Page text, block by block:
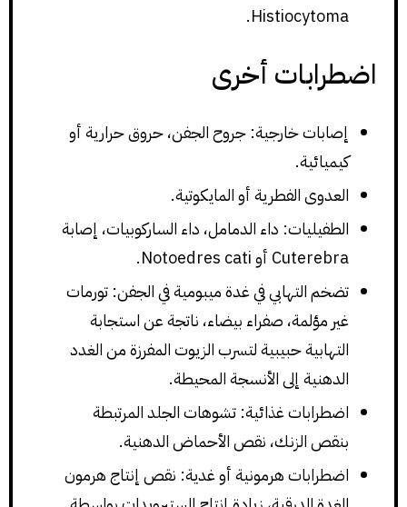
Histiocytoma.
اضطرابات أخرى
إصابات خارجية: جروح الجفن، حروق حرارية أو
كيميائية.
العدوى الفطرية أو المايكوتية.
الطفيليات: داء الدمامل، داء الساركوبيات، إصابة
Cuterebra أو Notoedres cati.
تضخم التهابي في غدة ميبومية في الجفن: تورمات
غير مؤلمة، صفراء بيضاء، ناتجة عن استجابة
التهابية حبيبية لتسرب الزيوت المفرزة من الغدد
الدهنية إلى الأنسجة المحيطة.
اضطرابات غذائية: تشوهات الجلد المرتبطة
بنقص الزنك، نقص الأحماض الدهنية.
اضطرابات هرمونية أو غدية: نقص إنتاج هرمون